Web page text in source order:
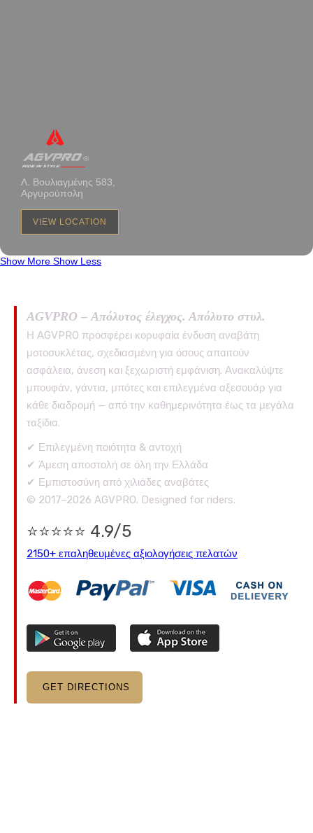
Λ. Βουλιαγμένης 583,
Αργυρούπολη
VIEW LOCATION
Show More Show Less
AGVPRO – Απόλυτος έλεγχος. Απόλυτο στυλ.
Η AGVPRO προσφέρει κορυφαία ένδυση αναβάτη
μοτοσυκλέτας, σχεδιασμένη για όσους απαιτούν
ασφάλεια, άνεση και ξεχωριστή εμφάνιση. Ανακαλύψτε
μπουφάν, γάντια, μπότες και επιλεγμένα αξεσουάρ για
κάθε διαδρομή — από την καθημερινότητα έως τα μεγάλα
ταξίδια.
✔ Επιλεγμένη ποιότητα & αντοχή
✔ Άμεση αποστολή σε όλη την Ελλάδα
✔ Εμπιστοσύνη από χιλιάδες αναβάτες
© 2017–2026 AGVPRO. Designed for riders.
⭐⭐⭐⭐⭐ 4.9/5
2150+ επαληθευμένες αξιολογήσεις πελατών
GET DIRECTIONS